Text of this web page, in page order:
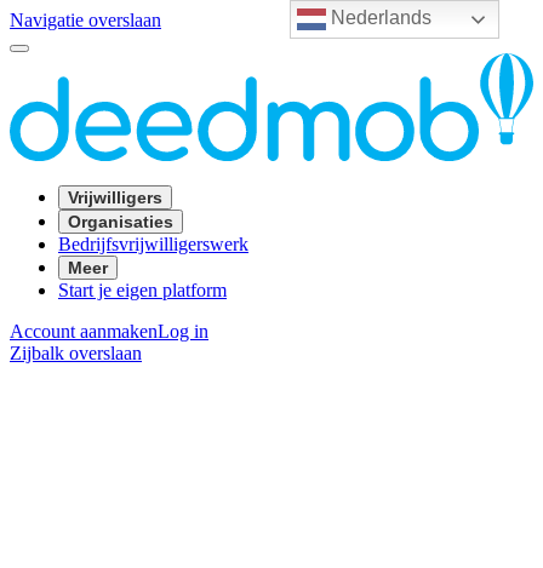
Nederlands
Navigatie overslaan
Vrijwilligers
Organisaties
Bedrijfsvrijwilligerswerk
Meer
Start je eigen platform
Account aanmakenLog in
Zijbalk overslaan